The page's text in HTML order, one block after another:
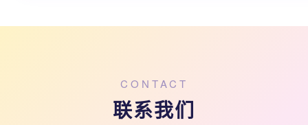
CONTACT
联系我们